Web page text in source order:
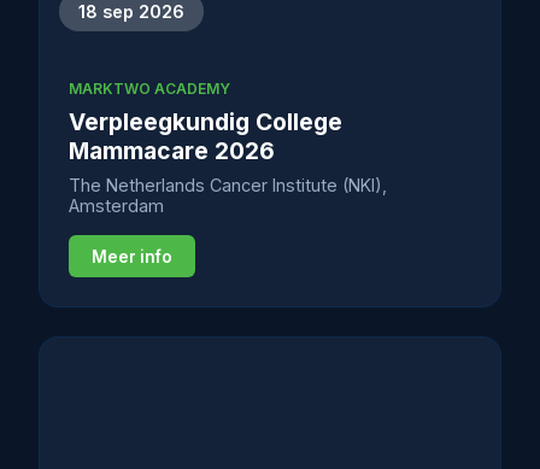
18 sep 2026
MARKTWO ACADEMY
Verpleegkundig College
Mammacare 2026
The Netherlands Cancer Institute (NKI),
Amsterdam
Meer info